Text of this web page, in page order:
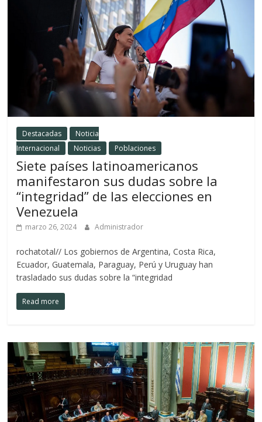
Destacadas
Noticia
Internacional
Noticias Poblaciones
Siete países latinoamericanos
manifestaron sus dudas sobre la
“integridad” de las elecciones en
Venezuela
marzo 26, 2024 Administrador
rochatotal// Los gobiernos de Argentina, Costa Rica,
Ecuador, Guatemala, Paraguay, Perú y Uruguay han
trasladado sus dudas sobre la “integridad
Read more